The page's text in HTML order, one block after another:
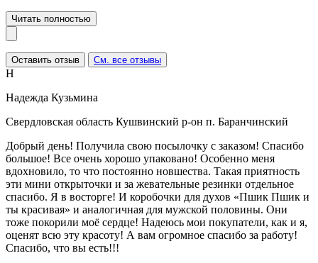
Читать полностью
Оставить отзыв См. все отзывы
Н
Надежда Кузьмина
Свердловская область Кушвинский р-он п. Баранчинский
Добрый день! Получила свою посылочку с заказом! Спасибо
большое! Все очень хорошо упаковано! Особенно меня
вдохновило, то что постоянно новшества. Такая приятность
эти мини открыточки и за жевательные резинки отдельное
спасибо. Я в восторге! И коробочки для духов «Пшик Пшик и
ты красивая» и аналогичная для мужской половины. Они
тоже покорили моё сердце! Надеюсь мои покупатели, как и я,
оценят всю эту красоту! А вам огромное спасибо за работу!
Спасибо, что вы есть!!!